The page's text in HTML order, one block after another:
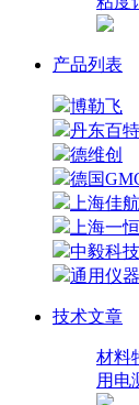
产品列表
博勒飞
丹东百特
德维创
德国
上海佳航
上海一恒
中毅科技
通用仪器
技术文章
材料
用电